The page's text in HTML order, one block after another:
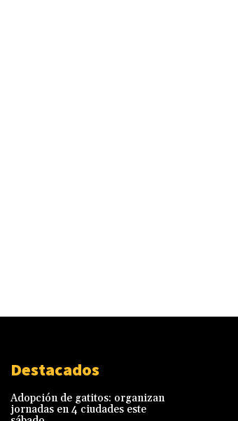
Destacados
Adopción de gatitos: organizan
jornadas en 4 ciudades este